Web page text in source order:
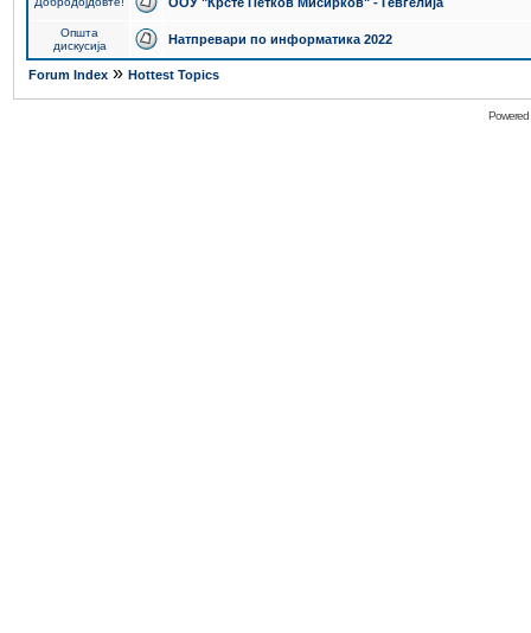
Општа
дискусија
Натпревари по информатика 2022
Forum Index » Hottest Topics